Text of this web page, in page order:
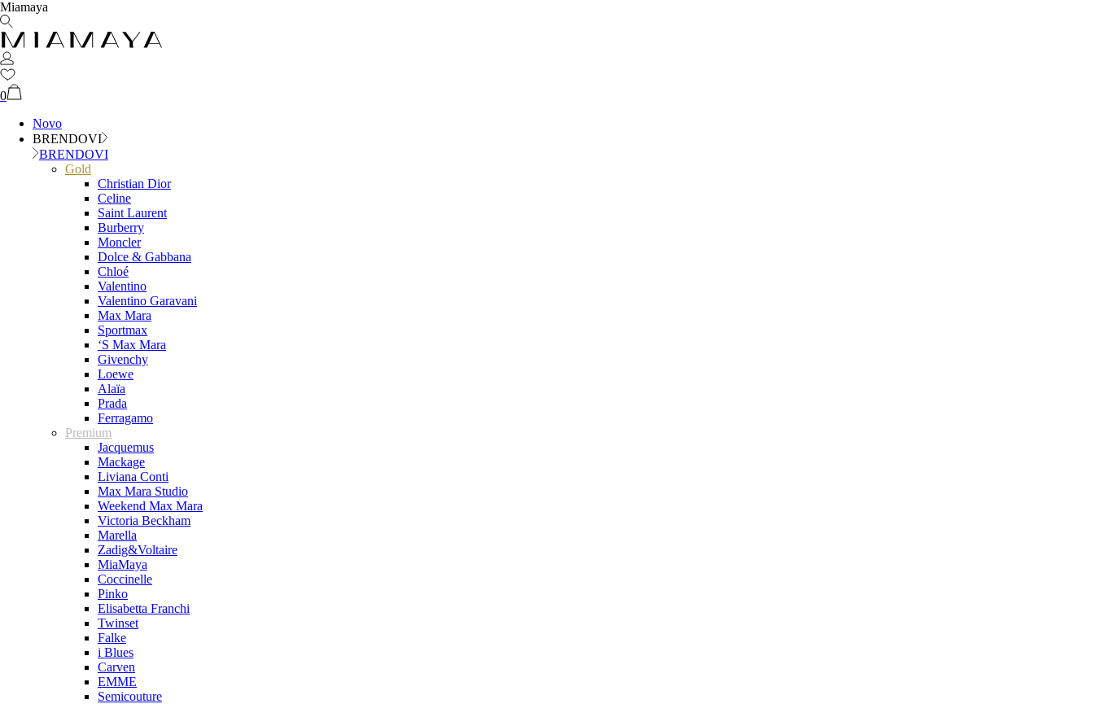
Miamaya
0
Novo
BRENDOVI
BRENDOVI
Gold
Christian Dior
Celine
Saint Laurent
Burberry
Moncler
Dolce & Gabbana
Chloé
Valentino
Valentino Garavani
Max Mara
Sportmax
‘S Max Mara
Givenchy
Loewe
Alaïa
Prada
Ferragamo
Premium
Jacquemus
Mackage
Liviana Conti
Max Mara Studio
Weekend Max Mara
Victoria Beckham
Marella
Zadig&Voltaire
MiaMaya
Coccinelle
Pinko
Elisabetta Franchi
Twinset
Falke
i Blues
Carven
EMME
Semicouture